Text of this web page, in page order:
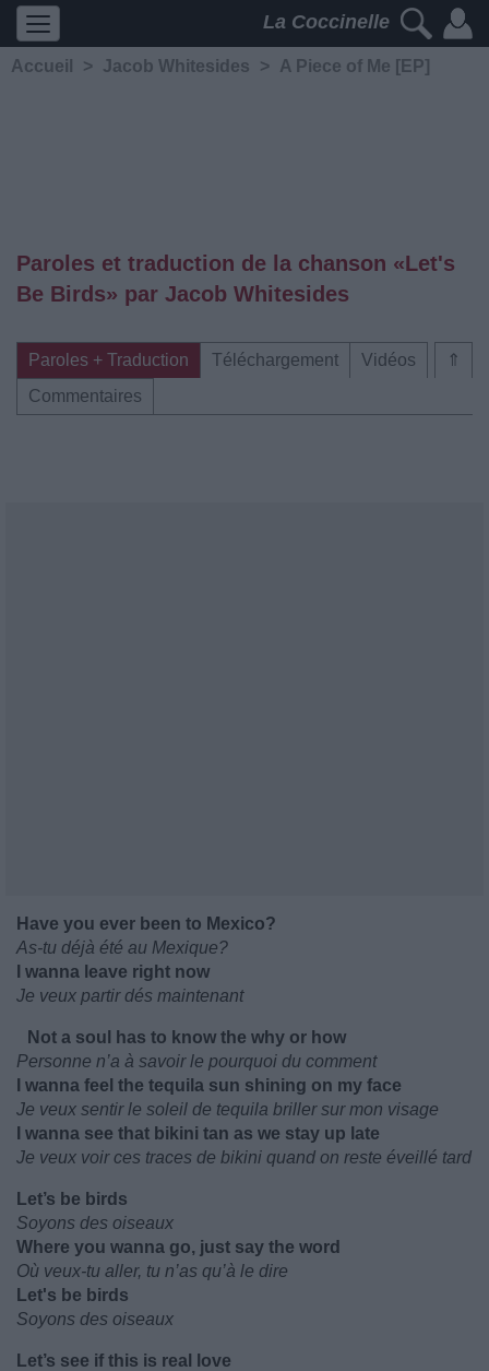
La Coccinelle
Accueil > Jacob Whitesides > A Piece of Me [EP]
Paroles et traduction de la chanson «Let's
Be Birds» par Jacob Whitesides
⇑
Paroles + Traduction Téléchargement
Vidéos
Commentaires
Have you ever been to Mexico?
As-tu déjà été au Mexique?
I wanna leave right now
Je veux partir dés maintenant
Not a soul has to know the why or how
Personne n’a à savoir le pourquoi du comment
I wanna feel the tequila sun shining on my face
Je veux sentir le soleil de tequila briller sur mon visage
I wanna see that bikini tan as we stay up late
Je veux voir ces traces de bikini quand on reste éveillé tard
Let’s be birds
Soyons des oiseaux
Where you wanna go, just say the word
Où veux-tu aller, tu n’as qu’à le dire
Let's be birds
Soyons des oiseaux
Let’s see if this is real love